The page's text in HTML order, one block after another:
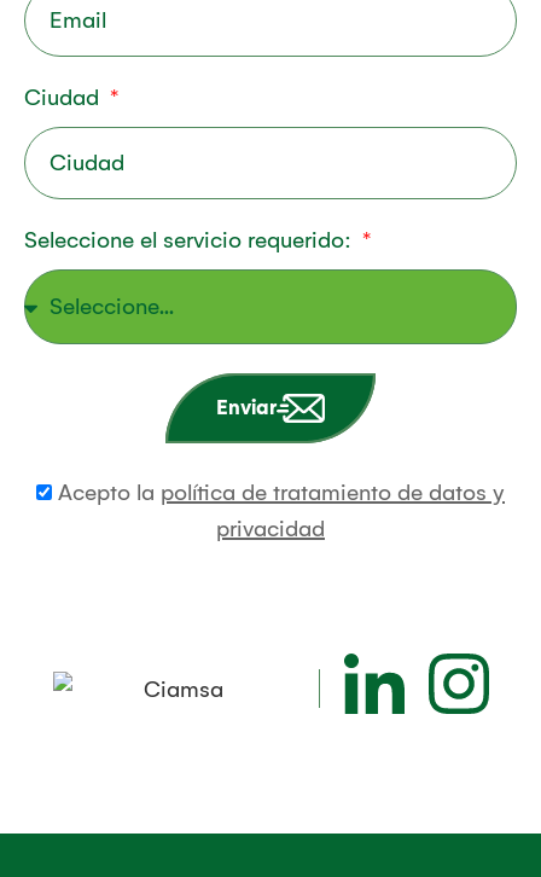
Ciudad
Seleccione el servicio requerido:
Acepto la política de tratamiento de datos y
privacidad
Enviar